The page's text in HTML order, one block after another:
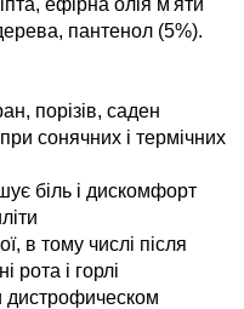
ефірна олія м'яти
пантенол (5%).
порізів, саден
сонячних і термічних
біль і дискомфорт
в тому числі після
рота і горлі
дистрофическом